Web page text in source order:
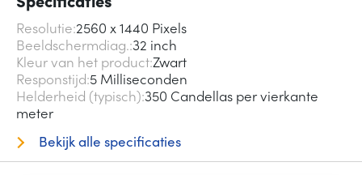
Resolutie 2560 x 1440 Pixels
Beeldschermdiag. 32 inch
Kleur van het productZwart
Responstijd 5 Milliseconden
Helderheid (typisch) 350 Candellas per vierkante
meter
Bekijk alle specificaties